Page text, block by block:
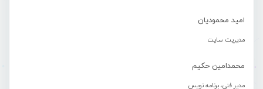
امید محمودیان
مدیریت سایت
محمدامین حکیم
مدیر فنی، برنامه نویس